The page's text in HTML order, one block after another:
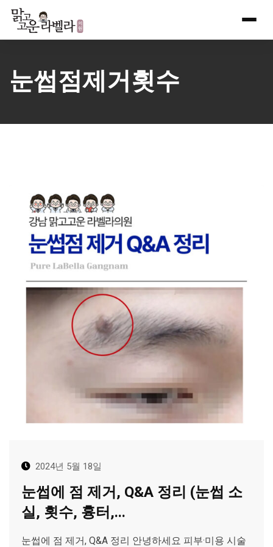
Skip
content
눈썹점제거횟수
2024년 5월 18일
눈썹에 점 제거, Q&A 정리 (눈썹 소
실, 횟수, 흉터,...
눈썹에 점 제거, Q&A 정리 안녕하세요 피부·미용 시술